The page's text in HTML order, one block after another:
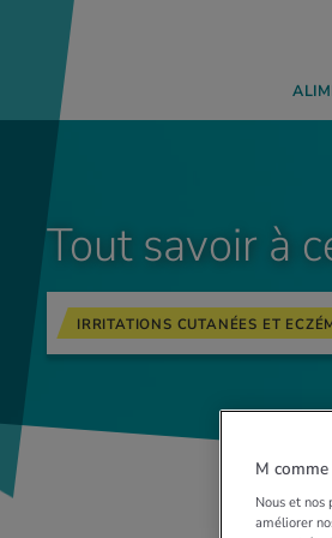
Tout savoir à
IRRITATIONS CUTANÉES ET
M
Nous et
améliorer